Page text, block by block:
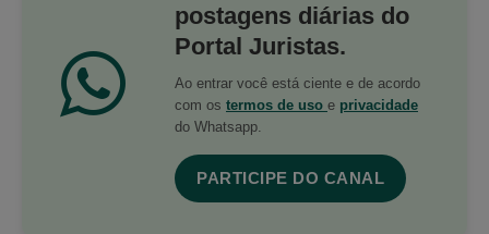
postagens diárias do
Portal Juristas.
Ao entrar você está ciente e de acordo
com os termos de uso e privacidade
do Whatsapp.
PARTICIPE DO CANAL